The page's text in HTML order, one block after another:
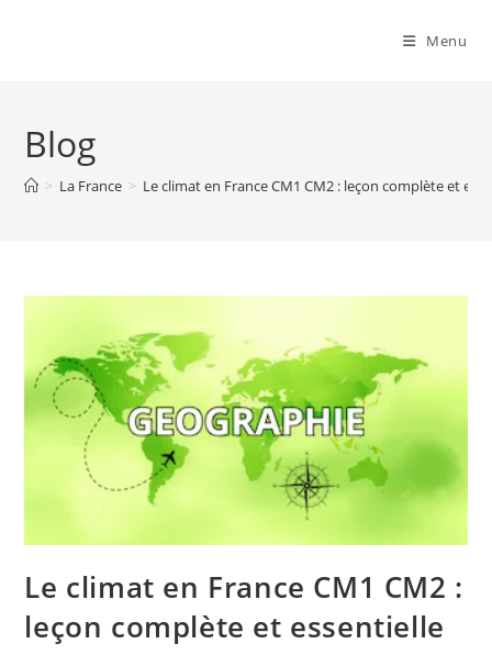
Menu
Blog
> La France > Le climat en France CM1 CM2 : leçon complète et
Le climat en France CM1 CM2 :
leçon complète et essentielle